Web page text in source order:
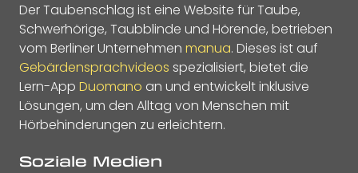
Der Taubenschlag ist eine Website für Taube,
Schwerhörige, Taubblinde und Hörende, betrieben
vom Berliner Unternehmen manua. Dieses ist auf
Gebärdensprachvideos spezialisiert, bietet die
Lern-App Duomano an und entwickelt inklusive
Lösungen, um den Alltag von Menschen mit
Hörbehinderungen zu erleichtern.
Soziale Medien